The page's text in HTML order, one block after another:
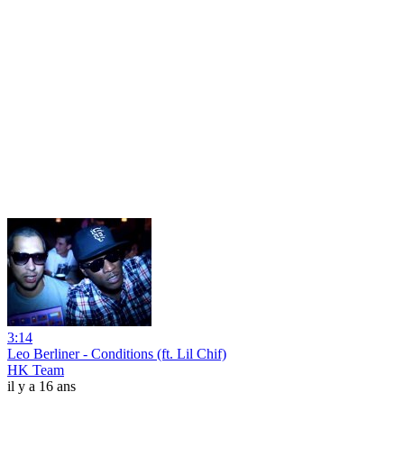
3:14
Leo Berliner - Conditions (ft. Lil Chif)
HK Team
il y a 16 ans